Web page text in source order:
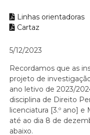
Linhas orientadoras
Cartaz
5/12/2023
Recordamos que as
projeto de
ano letivo de 2023/
disciplina de Direito
licenciatura [3.º ano]
até ao dia 8 de
abaixo.